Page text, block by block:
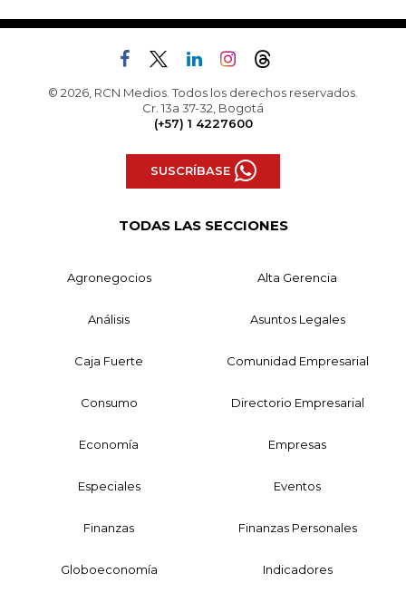
© 2026, RCN Medios. Todos los derechos reservados.
Cr. 13a 37-32, Bogotá
(+57) 1 4227600
SUSCRÍBASE
TODAS LAS SECCIONES
Agronegocios Alta Gerencia
Análisis Asuntos Legales
Caja Fuerte Comunidad Empresarial
Consumo Directorio Empresarial
Economía Empresas
Especiales Eventos
Finanzas Finanzas Personales
Globoeconomía Indicadores